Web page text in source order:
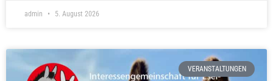
admin 5. August 2026
VERANSTALTUNGEN